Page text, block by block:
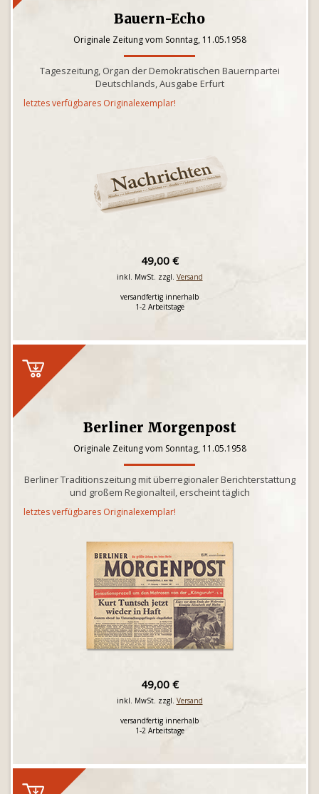
Bauern-Echo
Originale Zeitung vom Sonntag, 11.05.1958
Tageszeitung, Organ der Demokratischen Bauernpartei
Deutschlands, Ausgabe Erfurt
letztes verfügbares Originalexemplar!
49,00 €
inkl. MwSt. zzgl. Versand
versandfertig innerhalb
1-2 Arbeitstage
Berliner Morgenpost
Originale Zeitung vom Sonntag, 11.05.1958
Berliner Traditionszeitung mit überregionaler Berichterstattung
und großem Regionalteil, erscheint täglich
letztes verfügbares Originalexemplar!
49,00 €
inkl. MwSt. zzgl. Versand
versandfertig innerhalb
1-2 Arbeitstage